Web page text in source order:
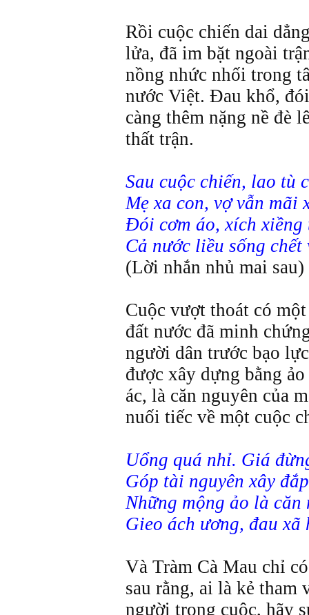
Rồi cuộc chiến dai
lửa, đã im bặt ngoài
nồng nhức nhối trong
nước Việt. Đau khổ,
càng thêm nặng nề đè
thất trận.
Sau cuộc chiến, lao tù
Mẹ xa con, vợ vẫn mãi
Đói cơm áo, xích xiềng
Cả nước liều sống
(Lời nhắn nhủ mai sau)
Cuộc vượt thoát có
đất nước đã minh
người dân trước bạo
được xây dựng bằng
ác, là căn nguyên của
nuối tiếc về một cuộc
Uổng quá nhỉ. Giá
Góp tài nguyên xây
Những mộng ảo là
Gieo ách ương, đau xã
Và Tràm Cà Mau chỉ
sau rằng, ai là kẻ tham
người trong cuộc, hãy